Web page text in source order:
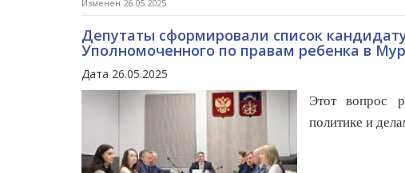
Изменен 26.05.2025
Депутаты сформировали список
Уполномоченного по правам ребенка в
Дата 26.05.2025
Этот вопрос
политике и